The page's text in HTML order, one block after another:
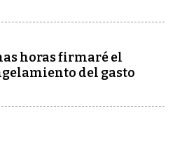
horas firmaré el
del gasto